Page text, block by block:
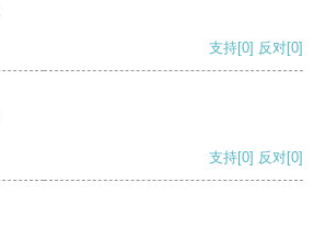
支持[0] 反对[0]
支持[0] 反对[0]